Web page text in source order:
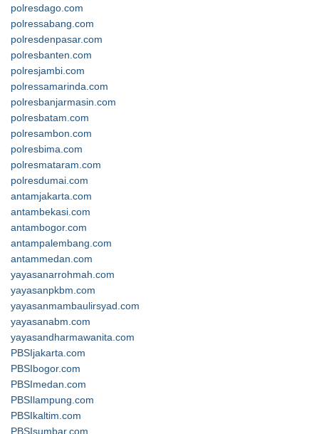
polresdago.com
polressabang.com
polresdenpasar.com
polresbanten.com
polresjambi.com
polressamarinda.com
polresbanjarmasin.com
polresbatam.com
polresambon.com
polresbima.com
polresmataram.com
polresdumai.com
antamjakarta.com
antambekasi.com
antambogor.com
antampalembang.com
antammedan.com
yayasanarrohmah.com
yayasanpkbm.com
yayasanmambaulirsyad.com
yayasanabm.com
yayasandharmawanita.com
PBSIjakarta.com
PBSIbogor.com
PBSImedan.com
PBSIlampung.com
PBSIkaltim.com
PBSIsumbar.com